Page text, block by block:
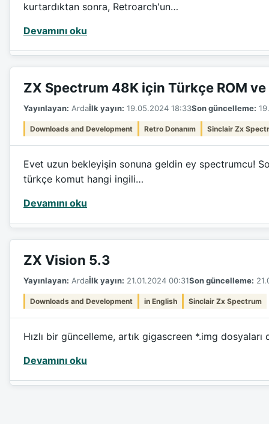
kurtardıktan sonra, Retroarch'un…
Devamını oku
ZX Spectrum 48K için Türkçe ROM
Yayınlayan: Ardaİlk yayın: 19.05.2024 18:33Son güncelleme:
Downloads and Development Retro Donanım Sinclair Zx
Evet uzun bekleyişin sonuna geldin ey spectrumcu!
türkçe komut hangi ingili…
Devamını oku
ZX Vision 5.3
Yayınlayan: Ardaİlk yayın: 21.01.2024 00:31Son güncelleme:
Downloads and Development in English Sinclair Zx Spectrum
Hızlı bir güncelleme, artık gigascreen *.img
Devamını oku